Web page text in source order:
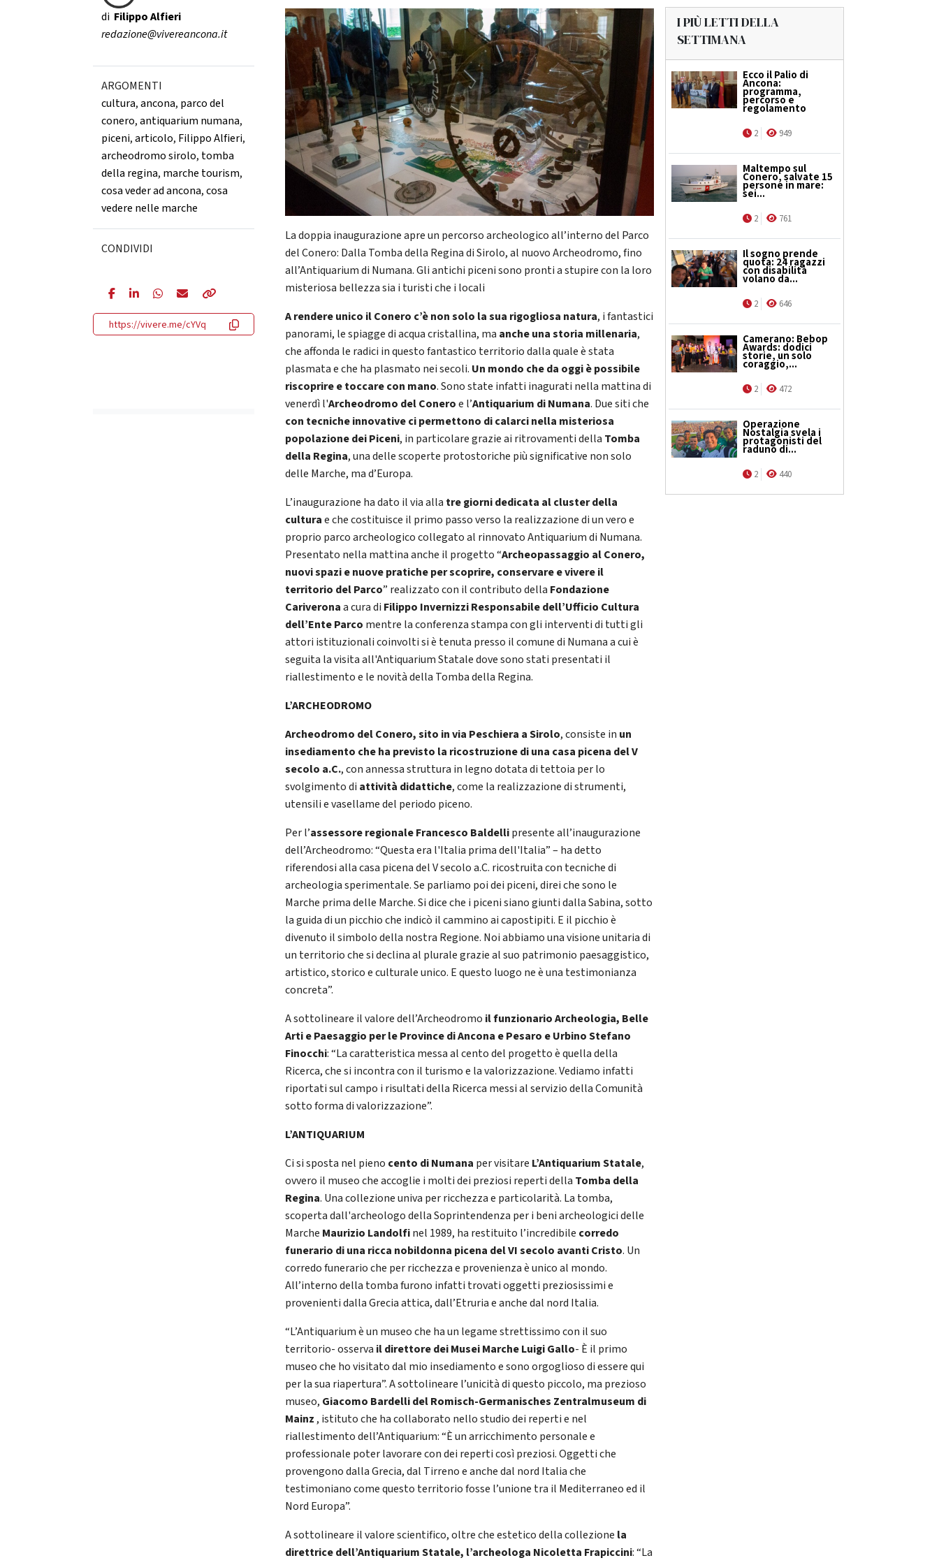
diFilippo Alfieri
redazione@vivereancona.it
ARGOMENTI
cultura,ancona, parco del
conero,antiquarium numana,
piceni,articolo, Filippo Alfieri,
archeodromo sirolo, tomba
della regina, marche tourism,
cosa veder ad ancona,cosa
vedere nelle marche
CONDIVIDI
https://vivere.me/cYVq
La doppia inaugurazione apre un percorso archeologico all’interno del Parco
del Conero: Dalla Tomba della Regina di Sirolo, al nuovo Archeodromo, fino
all’Antiquarium di Numana. Gli antichi piceni sono pronti a stupire con la loro
misteriosa bellezza sia i turisti che i locali
A rendere unico il Conero c’è non solo la sua rigogliosa natura, i fantastici
panorami, le spiagge di acqua cristallina, ma anche una storia millenaria,
che affonda le radici in questo fantastico territorio dalla quale è stata
plasmata e che ha plasmato nei secoli. Un mondo che da oggi è possibile
riscoprire e toccare con mano. Sono state infatti inagurati nella mattina di
venerdì l'Archeodromo del Coneroe l’Antiquarium di Numana. Due siti che
con tecniche innovative ci permettono di calarci nella misteriosa
popolazione dei Piceni, in particolare grazie ai ritrovamenti della Tomba
della Regina, una delle scoperte protostoriche più significative non solo
delle Marche, ma d’Europa.
L’inaugurazione ha dato il via alla tre giorni dedicata al cluster della
culturae che costituisce il primo passo verso la realizzazione di un vero e
proprio parco archeologico collegato al rinnovato Antiquarium di Numana.
Presentato nella mattina anche il progetto “Archeopassaggio al Conero,
nuovi spazi e nuove pratiche per scoprire, conservare e vivere il
territorio del Parco” realizzato con il contributo della Fondazione
Cariveronaa cura di Filippo Invernizzi Responsabile dell’Ufficio Cultura
dell’Ente Parco mentre la conferenza stampa con gli interventi di tutti gli
attori istituzionali coinvolti si è tenuta presso il comune di Numana a cui è
seguita la visita all'Antiquarium Statale dove sono stati presentati il
riallestimento e le novità della Tomba della Regina.
L’ARCHEODROMO
Archeodromo del Conero, sito in via Peschiera a Sirolo, consiste in un
insediamento che ha previsto la ricostruzione di una casa picena del V
secolo a.C., con annessa struttura in legno dotata di tettoia per lo
svolgimento di attività didattiche, come la realizzazione di strumenti,
utensili e vasellame del periodo piceno.
Per l’assessore regionale Francesco Baldellipresente all’inaugurazione
dell’Archeodromo: “Questa era l'Italia prima dell'Italia” – ha detto
riferendosi alla casa picena del V secolo a.C. ricostruita con tecniche di
archeologia sperimentale. Se parliamo poi dei piceni, direi che sono le
Marche prima delle Marche. Si dice che i piceni siano giunti dalla Sabina, sotto
la guida di un picchio che indicò il cammino ai capostipiti. E il picchio è
divenuto il simbolo della nostra Regione. Noi abbiamo una visione unitaria di
un territorio che si declina al plurale grazie al suo patrimonio paesaggistico,
artistico, storico e culturale unico. E questo luogo ne è una testimonianza
concreta”.
A sottolineare il valore dell’Archeodromo il funzionario Archeologia, Belle
Arti e Paesaggio per le Province di Ancona e Pesaro e Urbino Stefano
Finocchi: “La caratteristica messa al cento del progetto è quella della
Ricerca, che si incontra con il turismo e la valorizzazione. Vediamo infatti
riportati sul campo i risultati della Ricerca messi al servizio della Comunità
sotto forma di valorizzazione”.
L’ANTIQUARIUM
Ci si sposta nel pieno cento di Numana per visitare L’Antiquarium Statale,
ovvero il museo che accoglie i molti dei preziosi reperti della Tomba della
Regina. Una collezione univa per ricchezza e particolarità. La tomba,
scoperta dall'archeologo della Soprintendenza per i beni archeologici delle
Marche Maurizio Landolfinel 1989, ha restituito l’incredibile corredo
funerario di una ricca nobildonna picena del VI secolo avanti Cristo. Un
corredo funerario che per ricchezza e provenienza è unico al mondo.
All’interno della tomba furono infatti trovati oggetti preziosissimi e
provenienti dalla Grecia attica, dall’Etruria e anche dal nord Italia.
“L’Antiquarium è un museo che ha un legame strettissimo con il suo
territorio- osserva il direttore dei Musei Marche Luigi Gallo- È il primo
museo che ho visitato dal mio insediamento e sono orgoglioso di essere qui
per la sua riapertura”. A sottolineare l’unicità di questo piccolo, ma prezioso
museo, Giacomo Bardelli del Romisch-Germanisches Zentralmuseum di
Mainz , istituto che ha collaborato nello studio dei reperti e nel
riallestimento dell’Antiquarium: “È un arricchimento personale e
professionale poter lavorare con dei reperti così preziosi. Oggetti che
provengono dalla Grecia, dal Tirreno e anche dal nord Italia che
testimoniano come questo territorio fosse l’unione tra il Mediterraneo ed il
Nord Europa”.
A sottolineare il valore scientifico, oltre che estetico della collezione la
direttrice dell’Antiquarium Statale, l’archeologa Nicoletta Frapiccini: “La
I PIÙ LETTI DELLA
SETTIMANA
Ecco il Palio di
Ancona:
programma,
percorso e
regolamento
2 949
Maltempo sul
Conero, salvate 15
persone in mare:
sei...
2 761
Il sogno prende
quota: 24 ragazzi
con disabilità
volano da...
2 646
Camerano: Bebop
Awards: dodici
storie, un solo
coraggio,...
2 472
Operazione
Nostalgia svela i
protagonisti del
raduno di...
2 440